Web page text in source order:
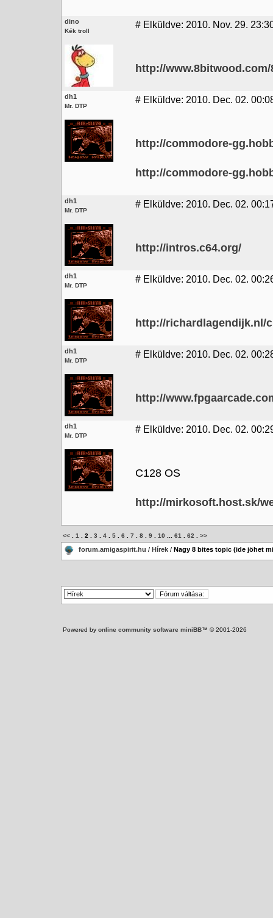
dino
Kék troll
# Elküldve: 2010. Nov. 29.
http://www.8bitwood.com/
dh1
Mr. DTP
# Elküldve: 2010. Dec. 02.
http://commodore-
http://commodore-
dh1
Mr. DTP
# Elküldve: 2010. Dec. 02.
http://intros.c64.org/
dh1
Mr. DTP
# Elküldve: 2010. Dec. 02.
http://richardlagendijk.nl/
dh1
Mr. DTP
# Elküldve: 2010. Dec. 02.
http://
dh1
Mr. DTP
# Elküldve: 2010. Dec. 02.
C128 OS
http://mirkosoft.host.sk/
<< 1 2 3 4 5 6 7 8 9 10 61 62 >>
forum.amigaspirit.hu / Hírek / Nagy 8 bites topic (ide jöhet
Powered by online community software miniBB™ © 2001-2026